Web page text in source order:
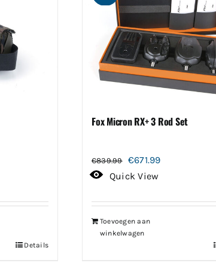
Details
Fox Micron RX+ 3 Rod Set
€839.99
Oorspronkelijke
prijs
€839.99.
€671.99Huidige
€671.99.
Quick View
Toevoegen aan
winkelwagen